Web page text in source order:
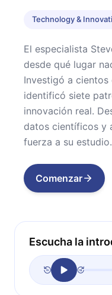
Technology &
El especialista
desde qué lugar
Investigó a
identificó siete
innovación real.
datos científicos y
fuerza a su
Comenzar
Escucha la